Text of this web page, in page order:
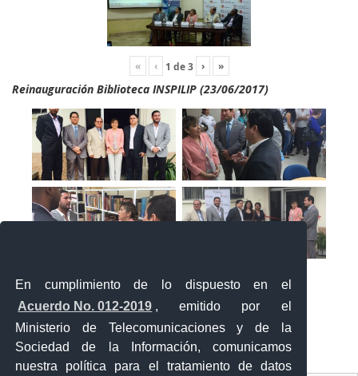
En cumplimiento de lo dispuesto en el
Acuerdo No. 012-2019 , emitido por el
Ministerio de Telecomunicaciones y de la
Sociedad de la Información, comunicamos
nuestra política para el tratamiento de datos
« ‹ 1 de3 › »
Reinauguración Biblioteca INSPILIP (23/06/2017)